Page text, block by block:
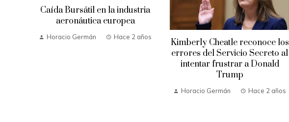
Caída Bursátil en la industria
aeronáutica europea
Horacio Germán Hace 2 años
Kimberly Cheatle reconoce los
errores del Servicio Secreto al
intentar frustrar a Donald
Trump
Horacio Germán Hace 2 años